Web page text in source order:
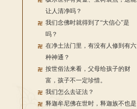
让人清净吗？
我们念佛时就得到了“大信心”是
吗？
在净土法门里，有没有人修到有六
种神通？
按世俗法来看，父母给孩子的财
富，孩子不一定珍惜。
我们怎么去证法？
释迦牟尼佛在世时，释迦族不也是